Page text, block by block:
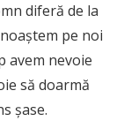
diferă de la
pe noi
avem nevoie
să doarmă
șase.